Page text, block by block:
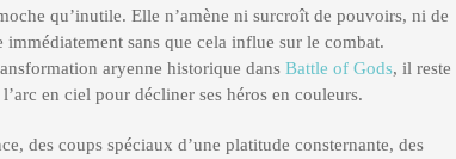
qu’inutile. Elle n’amène ni surcroît de pouvoirs, ni de
sans que cela influe sur le combat.
aryenne historique dans Battle of Gods, il reste
en ciel pour décliner ses héros en couleurs.
des coups spéciaux d’une platitude consternante, des